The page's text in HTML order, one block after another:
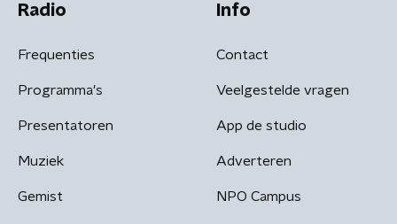
Radio
Frequenties
Programma's
Presentatoren
Muziek
Gemist
Info
Contact
Veelgestelde vragen
App de studio
Adverteren
NPO Campus